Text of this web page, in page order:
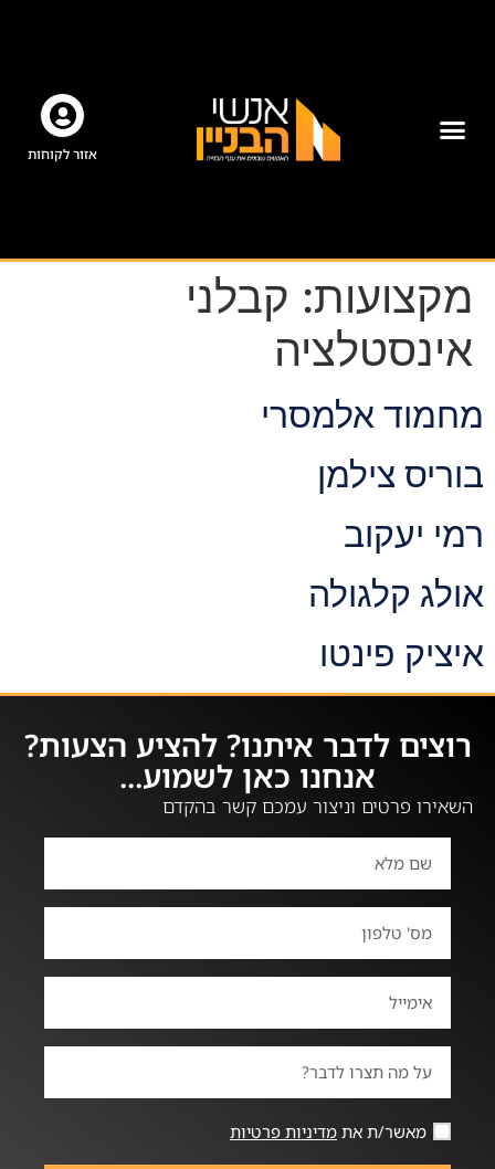
אזור לקוחות
מקצועות: קבלני
אינסטלציה
מחמוד אלמסרי
בוריס צילמן
רמי יעקוב
אולג קלגולה
איציק פינטו
רוצים לדבר איתנו? להציע הצעות?
אנחנו כאן לשמוע...
השאירו פרטים וניצור עמכם קשר בהקדם
מאשר/ת את מדיניות פרטיות